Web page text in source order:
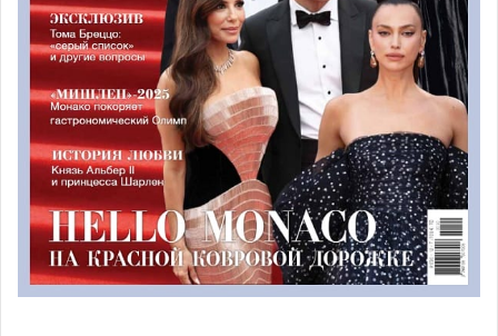
Запись на мероприятия:organisation@thebiochef.com
Подробная программа фестиваля на сайте:www.route-
du-gout.com.
Вход на фестиваль свободный. Вход на ужин-банкет в
день открытия только по приглашениям.